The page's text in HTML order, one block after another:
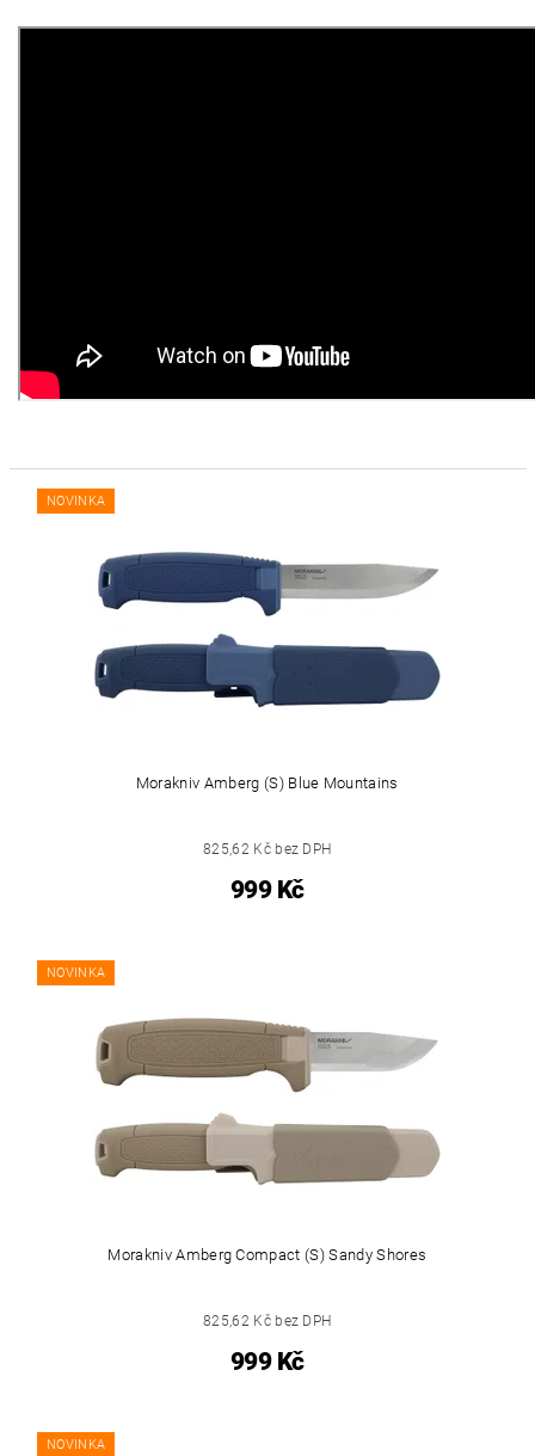
NOVINKA
Morakniv Amberg (S) Blue Mountains
825,62 Kč bez DPH
999 Kč
NOVINKA
Morakniv Amberg Compact (S) Sandy Shores
825,62 Kč bez DPH
999 Kč
NOVINKA